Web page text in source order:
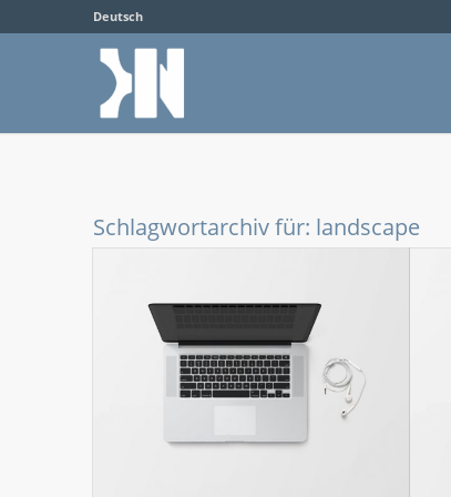
Deutsch
Schlagwortarchiv für: landscape